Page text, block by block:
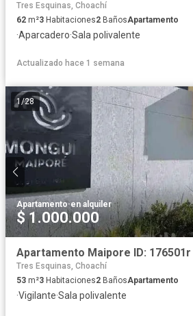
Tres Esquinas, Choachí
62 m²3 Habitaciones2 BañosApartamento
·Aparcadero·Sala polivalente
Actualizado hace 1 semana
1/28
Apartamento·en alquiler
$ 1.000.000
Apartamento Maipore ID: 176501r
Tres Esquinas, Choachí
53 m²3 Habitaciones2 BañosApartamento
·Vigilante·Sala polivalente